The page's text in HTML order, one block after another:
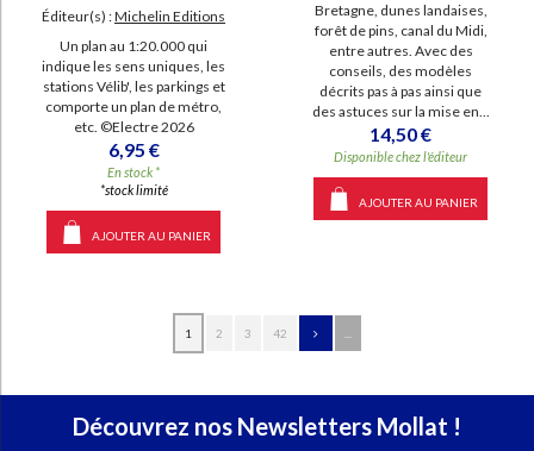
Éditeur(s) :Michelin Editions
Un plan au 1:20.000 qui
indique les sens uniques, les
stations Vélib', les parkings et
comporte un plan de métro,
etc. ©Electre 2026
6,95 €
En stock *
*stock limité
AJOUTER AU PANIER
Bretagne, dunes landaises,
forêt de pins, canal du Midi,
entre autres. Avec des
conseils, des modèles
décrits pas à pas ainsi que
des astuces sur la mise en...
14,50 €
Disponible chez l'éditeur
AJOUTER AU PANIER
1 2 3 42
Découvrez nos Newsletters Mollat !